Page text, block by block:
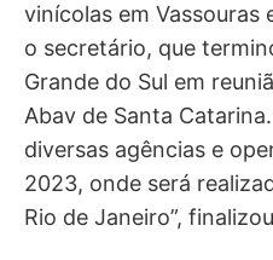
vinícolas em Vassouras
o secretário, que
Grande do Sul em
Abav de Santa
diversas agências e
2023, onde será
Rio de Janeiro”,